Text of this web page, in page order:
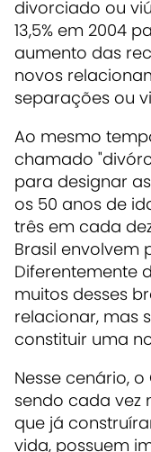
divorciado ou
13,5% em 2004
aumento das
novos
separações ou
Ao mesmo
chamado
para designar
os 50 anos de
três em cada
Brasil envolvem
Diferentemente
muitos desses
relacionar, mas
constituir uma
Nesse cenário,
sendo cada vez
que já
vida, possuem